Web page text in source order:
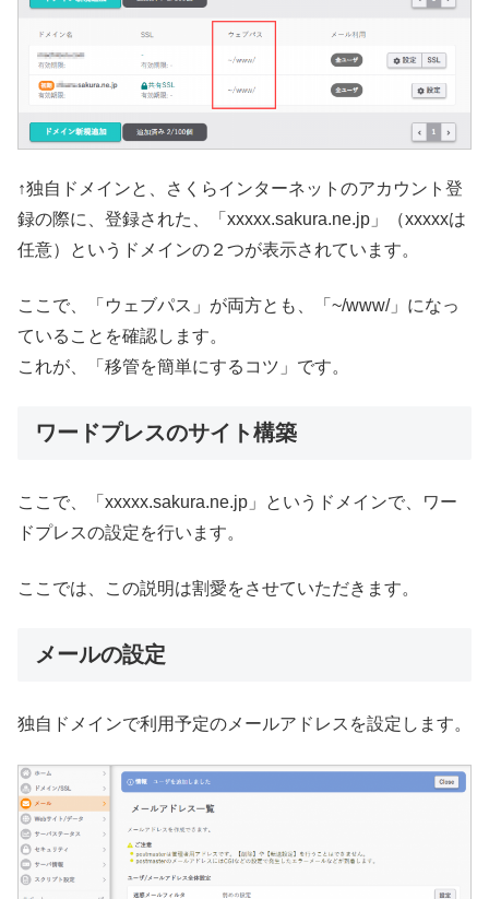
↑独自ドメインと、さくらインターネットのアカウント登
録の際に、登録された、「xxxxx.sakura.ne.jp」（xxxxxは
任意）というドメインの２つが表示されています。
ここで、「ウェブパス」が両方とも、「~/www/」になっ
ていることを確認します。
これが、「移管を簡単にするコツ」です。
ワードプレスのサイト構築
ここで、「xxxxx.sakura.ne.jp」というドメインで、ワー
ドプレスの設定を行います。
ここでは、この説明は割愛をさせていただきます。
メールの設定
独自ドメインで利用予定のメールアドレスを設定します。